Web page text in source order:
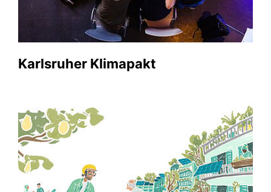
Karlsruher Klimapakt